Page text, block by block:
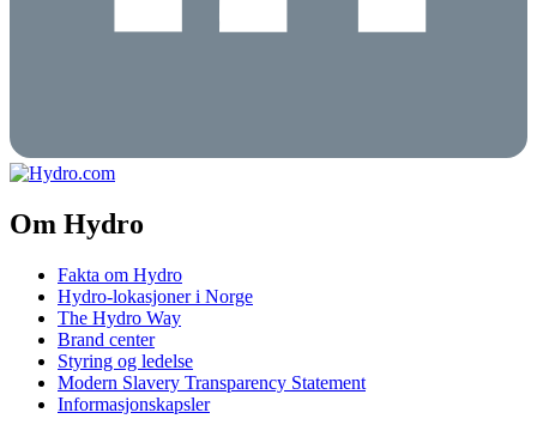
Om Hydro
Fakta om Hydro
Hydro-lokasjoner i Norge
The Hydro Way
Brand center
Styring og ledelse
Modern Slavery Transparency Statement
Informasjonskapsler